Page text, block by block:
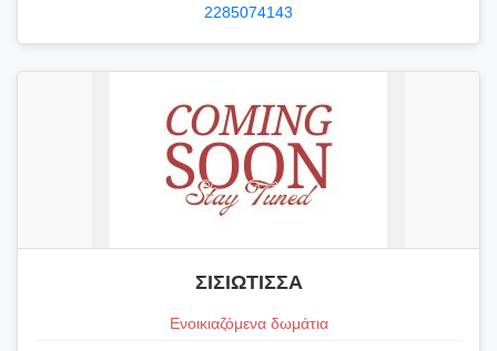
2285074143
ΣΙΣΙΩΤΙΣΣΑ
Ενοικιαζόμενα δωμάτια